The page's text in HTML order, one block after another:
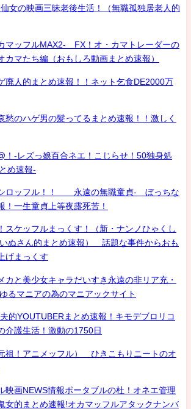
女の映画三昧老後生活！（無職孤独居老人的
マッフルMAX2- FX！オ・カマトレーダーの
マたち編（おもしろ動画まとめ速報）
廃人的まとめ速報！！ネット乞食DE2000万
愁のハゲ男の髪ってるまとめ速報！！激しく
！-レズっ娘百合ネエ！こじらせ！50独身処
め速報-
シロッフル！！ 永遠の無職童貞- ぼっちな
！一生童貞上等夜露死苦！
スケッフルまっくす！（新・ナンノひゃくし
ぬさん的まとめ速報） 話題な事件からおも
げまっくす
カと美少女キャラだいすき永遠の非リア充・
るマニアの為のマニアックサイト
的YOUTUBERまとめ速報！キモデブロリコ
介護生活！激動の1750日
祖！アニメッフル） ひきこもりニートのオ
映画NEWS情報ポータブルの杜！オネエ管理
女的まとめ速報!オカマッフルアタックナンバ